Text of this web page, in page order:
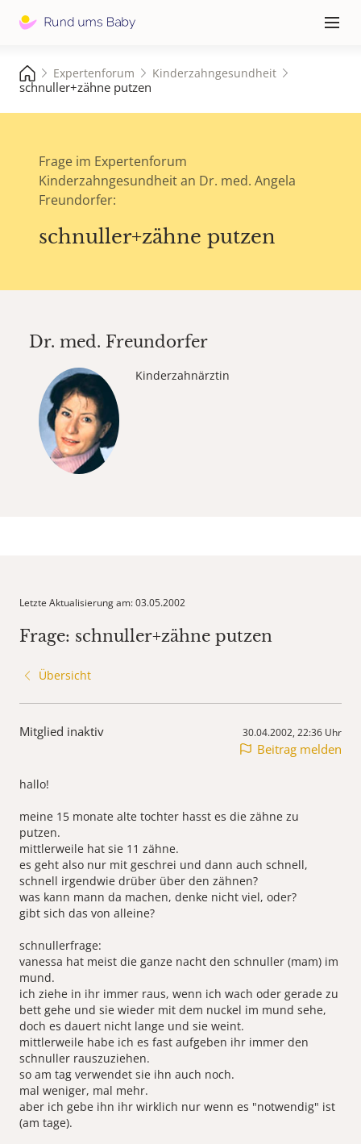
≡
Expertenforum Kinderzahngesundheit
schnuller+zähne putzen
Frage im Expertenforum
Kinderzahngesundheit an Dr. med. Angela
Freundorfer:
schnuller+zähne putzen
Dr. med. Freundorfer
Kinderzahnärztin
Letzte Aktualisierung am: 03.05.2002
Frage: schnuller+zähne putzen
Übersicht
Mitglied inaktiv 30.04.2002, 22:36 Uhr
Beitrag melden
hallo!
meine 15 monate alte tochter hasst es die zähne zu
putzen.
mittlerweile hat sie 11 zähne.
es geht also nur mit geschrei und dann auch schnell,
schnell irgendwie drüber über den zähnen?
was kann mann da machen, denke nicht viel, oder?
gibt sich das von alleine?
schnullerfrage:
vanessa hat meist die ganze nacht den schnuller (mam) im
mund.
ich ziehe in ihr immer raus, wenn ich wach oder gerade zu
bett gehe und sie wieder mit dem nuckel im mund sehe,
doch es dauert nicht lange und sie weint.
mittlerweile habe ich es fast aufgeben ihr immer den
schnuller rauszuziehen.
so am tag verwendet sie ihn auch noch.
mal weniger, mal mehr.
aber ich gebe ihn ihr wirklich nur wenn es "notwendig" ist
(am tage).
Werde Teil des Rund ums Baby Clubs
‍👩‍⚕️‍Kostenlose Expertenberatung z.B. mit Ärzt:innen
💬Vernetze dich in der Community
🎁 Exklusive Rabatte, Gewinnspiele & Checklisten